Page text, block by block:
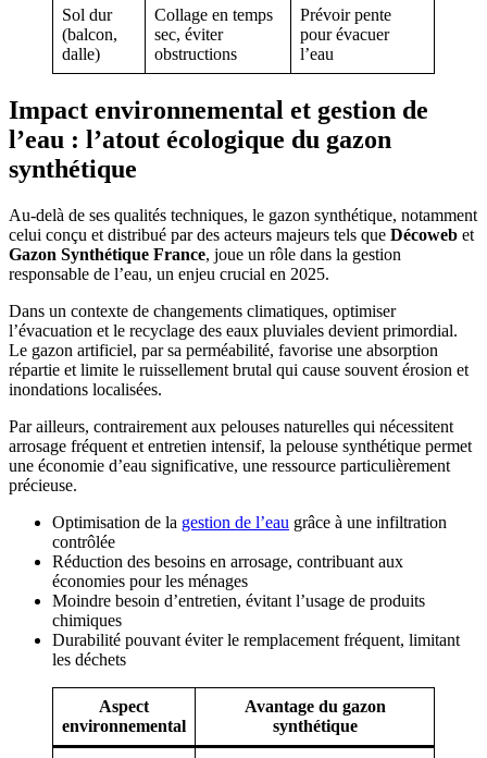
Sol dur
(balcon,
dalle)
Collage en temps
sec, éviter
obstructions
Prévoir pente
pour évacuer
l’eau
Impact environnemental et gestion de
l’eau : l’atout écologique du gazon
synthétique
Au-delà de ses qualités techniques, le gazon synthétique, notamment
celui conçu et distribué par des acteurs majeurs tels que Décoweb et
Gazon Synthétique France, joue un rôle dans la gestion
responsable de l’eau, un enjeu crucial en 2025.
Dans un contexte de changements climatiques, optimiser
l’évacuation et le recyclage des eaux pluviales devient primordial.
Le gazon artificiel, par sa perméabilité, favorise une absorption
répartie et limite le ruissellement brutal qui cause souvent érosion et
inondations localisées.
Par ailleurs, contrairement aux pelouses naturelles qui nécessitent
arrosage fréquent et entretien intensif, la pelouse synthétique permet
une économie d’eau significative, une ressource particulièrement
précieuse.
Optimisation de la gestion de l’eau grâce à une infiltration
contrôlée
Réduction des besoins en arrosage, contribuant aux
économies pour les ménages
Moindre besoin d’entretien, évitant l’usage de produits
chimiques
Durabilité pouvant éviter le remplacement fréquent, limitant
les déchets
Aspect
environnemental
Avantage du gazon
synthétique